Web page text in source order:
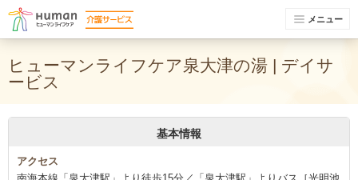
メニュー
ヒューマンライフケア泉大津の湯 | デイサ
ービス
基本情報
アクセス